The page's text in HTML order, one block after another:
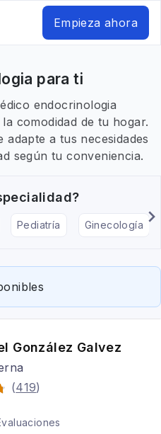
Empieza ahora
para ti
endocrinologia
comodidad de tu hogar.
adapte a tus necesidades
según tu conveniencia.
Pediatría Ginecología
González Galvez
(419)